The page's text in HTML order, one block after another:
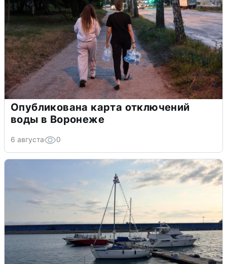
Опубликована карта отключений
воды в Воронеже
6 августа 0